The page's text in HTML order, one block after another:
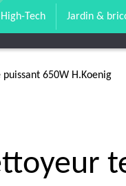
High-Tech Jardin &
650W H.Koenig